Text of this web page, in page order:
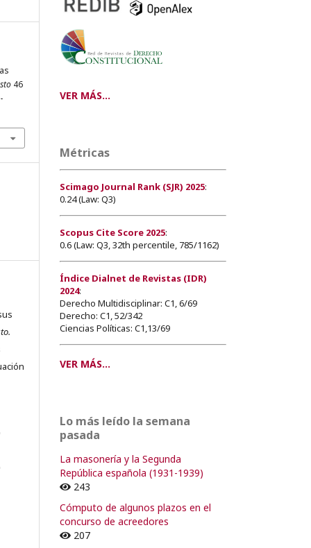
46
VER MÁS...
Métricas
Scimago Journal Rank (SJR) 2025:
0.24 (Law: Q3)
Scopus Cite Score 2025:
0.6 (Law: Q3, 32th percentile, 785/1162)
Índice Dialnet de Revistas (IDR)
2024:
Derecho Multidisciplinar: C1, 6/69
Derecho: C1, 52/342
Ciencias Políticas: C1,13/69
VER MÁS...
Lo más leído la semana
pasada
La masonería y la Segunda
República española (1931-1939)
243
Cómputo de algunos plazos en el
concurso de acreedores
207